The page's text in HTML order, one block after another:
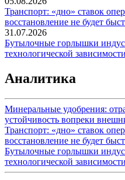
Транспорт: «дно» ставок
восстановление не будет
31.07.2026
Бутылочные горлышки
технологической зависимости
Аналитика
Минеральные удобрения:
устойчивость вопреки
Транспорт: «дно» ставок
восстановление не будет
Бутылочные горлышки
технологической зависимости